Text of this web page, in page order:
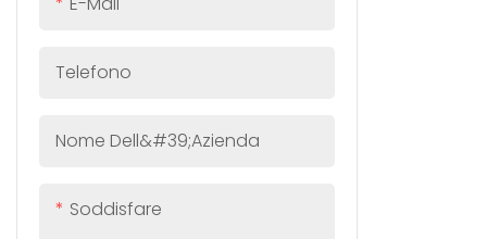
Telefono
Nome Dell&#39;azienda
Soddisfare